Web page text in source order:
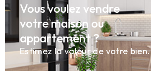
Vous voulez vendre
votre maison ou
appartement ?
Estimez la valeur de votre bien.